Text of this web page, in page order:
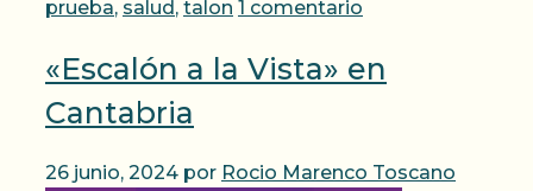
prueba, salud, talon 1 comentario
«Escalón a la Vista» en
Cantabria
26 junio, 2024 por Rocio Marenco Toscano